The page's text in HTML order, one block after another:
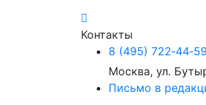
Контакты
8 (495) 722‑44‑59
Москва, ул.
Письмо в